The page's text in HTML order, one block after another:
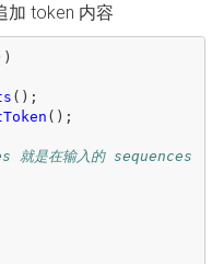
加 token 内容
();
();
就是在输入的 sequences